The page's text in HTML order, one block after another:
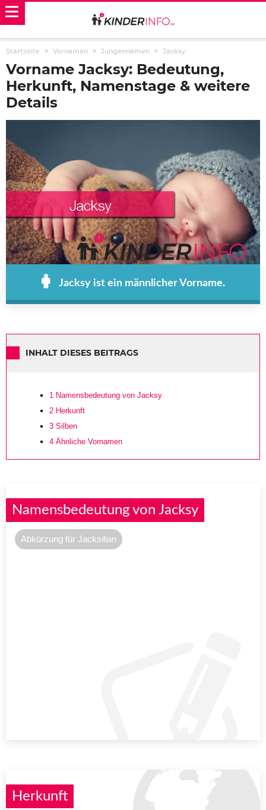
Startseite Vornamen Jungennamen Jacksy
Vorname Jacksy: Bedeutung,
Herkunft, Namenstage & weitere
Details
Jacksy ist ein männlicher Vorname.
INHALT DIESES BEITRAGS
1 Namensbedeutung von Jacksy
2 Herkunft
3 Silben
4 Ähnliche Vornamen
Namensbedeutung von Jacksy
Abkürzung für Jacksilian
Herkunft